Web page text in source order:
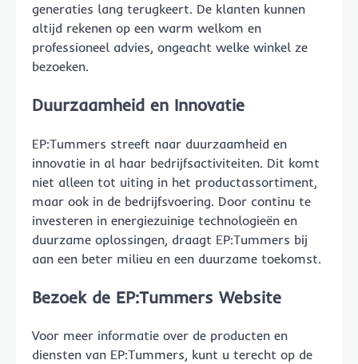
generaties lang terugkeert. De klanten kunnen
altijd rekenen op een warm welkom en
professioneel advies, ongeacht welke winkel ze
bezoeken.
Duurzaamheid en Innovatie
EP:Tummers streeft naar duurzaamheid en
innovatie in al haar bedrijfsactiviteiten. Dit komt
niet alleen tot uiting in het productassortiment,
maar ook in de bedrijfsvoering. Door continu te
investeren in energiezuinige technologieën en
duurzame oplossingen, draagt EP:Tummers bij
aan een beter milieu en een duurzame toekomst.
Bezoek de EP:Tummers Website
Voor meer informatie over de producten en
diensten van EP:Tummers, kunt u terecht op de